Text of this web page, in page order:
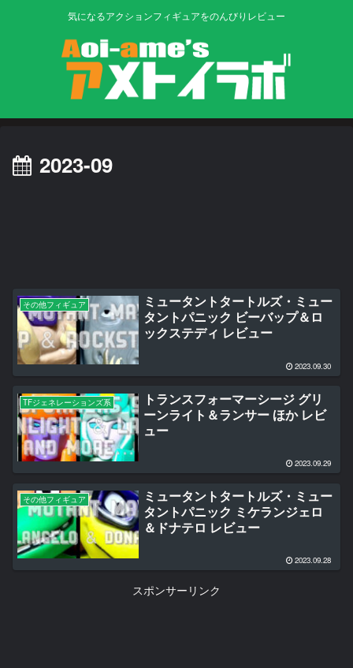
気になるアクションフィギュアをのんびりレビュー
2023-09
その他フィギュア
ミュータントタートルズ・ミュー
タントパニック ビーバップ＆ロ
ックステディ レビュー
2023.09.30
TFジェネレーションズ系
トランスフォーマーシージ グリ
ーンライト＆ランサー ほか レビ
ュー
2023.09.29
その他フィギュア
ミュータントタートルズ・ミュー
タントパニック ミケランジェロ
＆ドナテロ レビュー
2023.09.28
スポンサーリンク